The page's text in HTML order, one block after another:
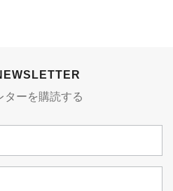
ターを購読する